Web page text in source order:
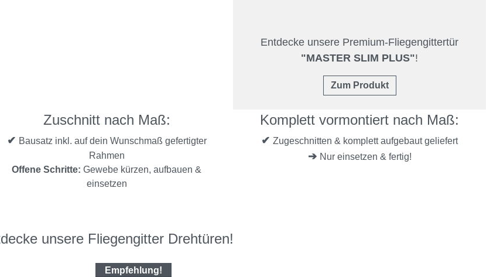
Entdecke unsere Premium-Fliegengittertür
"MASTER SLIM PLUS"!
Zum Produkt
Zuschnitt nach Maß:
✔ Bausatz inkl. auf dein Wunschmaß gefertigter
Rahmen
Offene Schritte: Gewebe kürzen, aufbauen &
einsetzen
Komplett vormontiert nach Maß:
✔ Zugeschnitten & komplett aufgebaut geliefert
➔ Nur einsetzen & fertig!
unsere Fliegengitter Drehtüren!
Empfehlung!